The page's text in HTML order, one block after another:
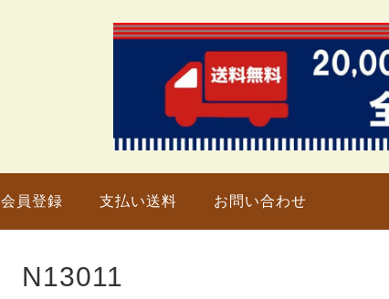
会員登録 支払い送料 お問い合わせ
N13011